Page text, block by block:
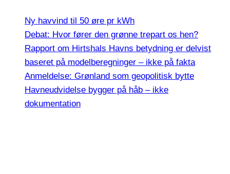
Ny havvind til 50 øre pr kWh
Debat: Hvor fører den grønne trepart os hen?
Rapport om Hirtshals Havns betydning er delvist
baseret på modelberegninger – ikke på fakta
Anmeldelse: Grønland som geopolitisk bytte
Havneudvidelse bygger på håb – ikke
dokumentation